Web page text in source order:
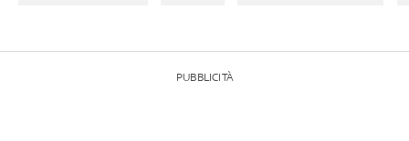
PUBBLICITÀ